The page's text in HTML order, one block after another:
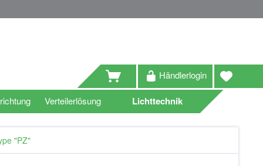
Händlerlogin
Verteilerlösung Lichttechnik
"PZ"